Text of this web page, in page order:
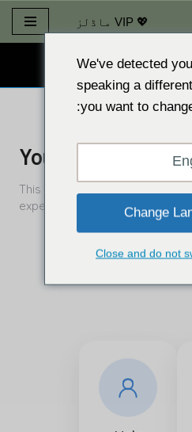
💖 VIP ماڈلز
کیم چیٹ 👉
We've detected
speaking a
you want to
Change
Close and do not